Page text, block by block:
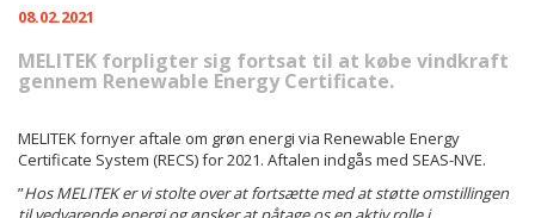
08.02.2021
MELITEK forpligter sig fortsat til at købe vindkraft
gennem Renewable Energy Certificate.
MELITEK fornyer aftale om grøn energi via Renewable Energy
Certificate System (RECS) for 2021. Aftalen indgås med SEAS-NVE.
”Hos MELITEK er vi stolte over at fortsætte med at støtte omstillingen